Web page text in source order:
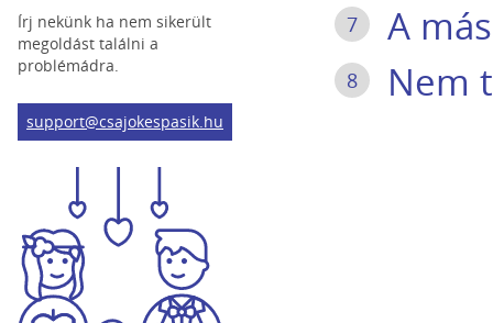
Írj nekünk ha nem sikerült
megoldást találni a
problémádra.
support@csajokespasik.hu
7 A
8 Nem